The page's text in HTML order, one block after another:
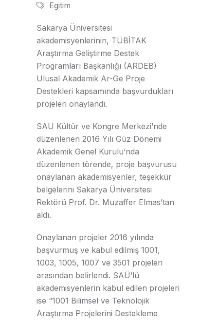
Egitim
Sakarya Üniversitesi
akademisyenlerinin, TÜBİTAK
Araştırma Geliştirme Destek
Programları Başkanlığı (ARDEB)
Ulusal Akademik Ar-Ge Proje
Destekleri kapsamında başvurdukları
projeleri onaylandı.
SAÜ Kültür ve Kongre Merkezi’nde
düzenlenen 2016 Yılı Güz Dönemi
Akademik Genel Kurulu’nda
düzenlenen törende, proje başvurusu
onaylanan akademisyenler, teşekkür
belgelerini Sakarya Üniversitesi
Rektörü Prof. Dr. Muzaffer Elmas’tan
aldı.
Onaylanan projeler 2016 yılında
başvurmuş ve kabul edilmiş 1001,
1003, 1005, 1007 ve 3501 projeleri
arasından belirlendi. SAÜ’lü
akademisyenlerin kabul edilen projeleri
ise “1001 Bilimsel ve Teknolojik
Araştırma Projelerini Destekleme